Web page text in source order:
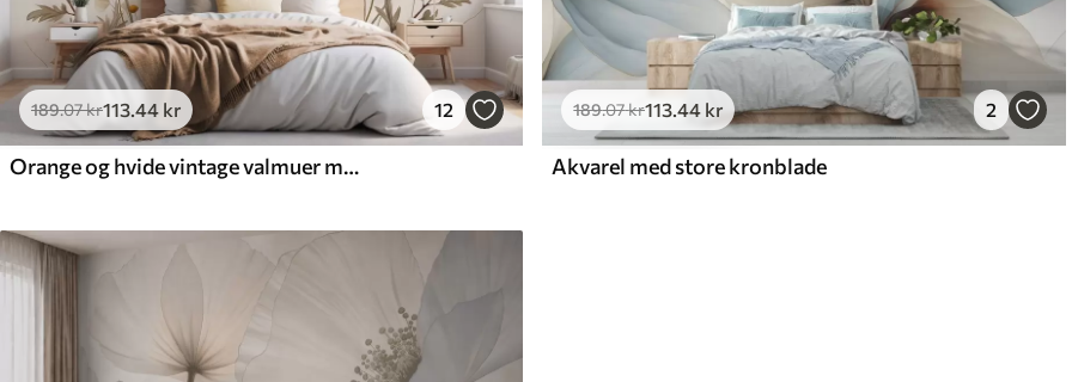
189.07kr113 .44 kr 12
Orange og hvide vintage valmuer med tynde stængler og blade, lys beige baggrund, akvarel-stil
189.07kr113 .44 kr 2
Akvarel med store kronblade